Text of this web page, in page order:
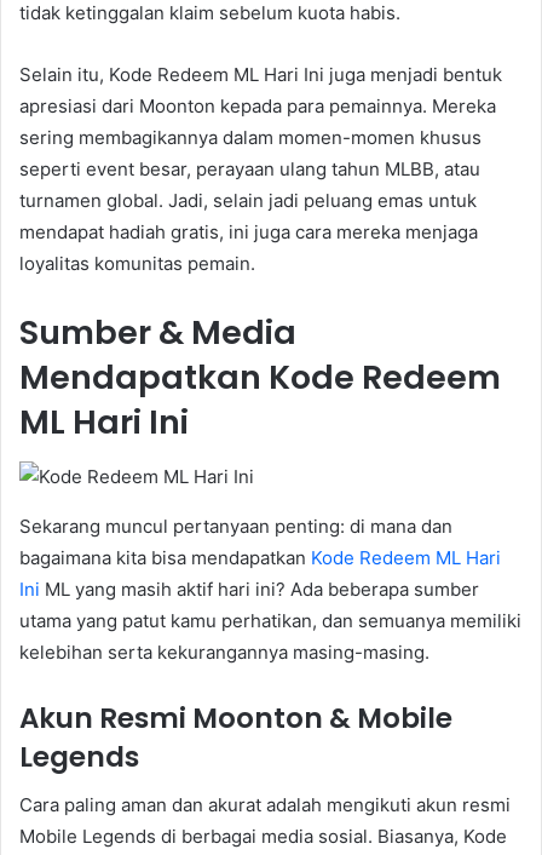
tidak ketinggalan klaim sebelum kuota habis.
Selain itu, Kode Redeem ML Hari Ini juga menjadi bentuk
apresiasi dari Moonton kepada para pemainnya. Mereka
sering membagikannya dalam momen-momen khusus
seperti event besar, perayaan ulang tahun MLBB, atau
turnamen global. Jadi, selain jadi peluang emas untuk
mendapat hadiah gratis, ini juga cara mereka menjaga
loyalitas komunitas pemain.
Sumber & Media
Mendapatkan Kode Redeem
ML Hari Ini
Sekarang muncul pertanyaan penting: di mana dan
bagaimana kita bisa mendapatkan Kode Redeem ML Hari
Ini ML yang masih aktif hari ini? Ada beberapa sumber
utama yang patut kamu perhatikan, dan semuanya memiliki
kelebihan serta kekurangannya masing-masing.
Akun Resmi Moonton & Mobile
Legends
Cara paling aman dan akurat adalah mengikuti akun resmi
Mobile Legends di berbagai media sosial. Biasanya, Kode